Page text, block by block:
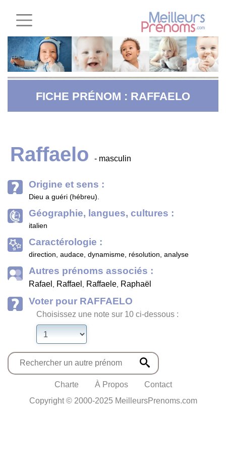
FICHE PRÉNOM : RAFFAELO
Raffaelo - masculin
Origine et sens :
Dieu a guéri (hébreu).
Géographie, langues, cultures :
italien
Caractérologie :
direction, audace, dynamisme, résolution, analyse
Autres prénoms associés :
Rafael , Raffael , Raffaele, Raphaël
Voter pour RAFFAELO
Choisissez une note sur 10 ci-dessous :
Charte À Propos
Contact
Copyright © 2000-2025 MeilleursPrenoms.com